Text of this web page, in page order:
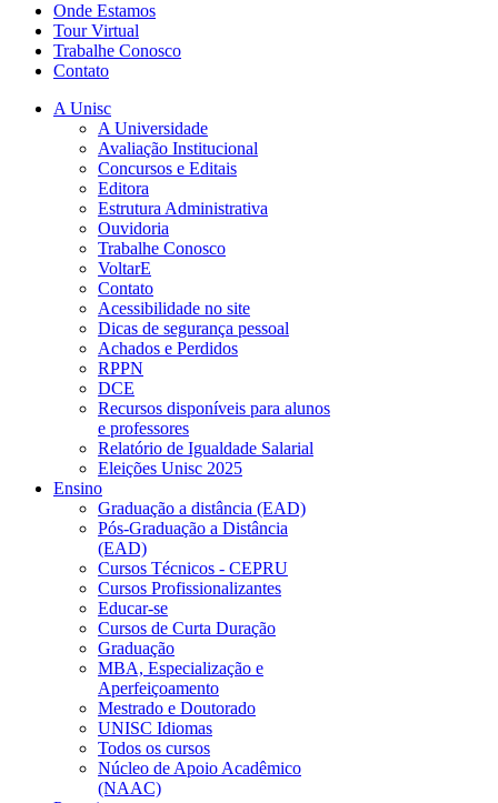
Onde Estamos
Tour Virtual
Trabalhe Conosco
Contato
A Unisc
A Universidade
Avaliação Institucional
Concursos e Editais
Editora
Estrutura Administrativa
Ouvidoria
Trabalhe Conosco
VoltarE
Contato
Acessibilidade no site
Dicas de segurança pessoal
Achados e Perdidos
RPPN
DCE
Recursos disponíveis para alunos
e professores
Relatório de Igualdade Salarial
Eleições Unisc 2025
Ensino
Graduação a distância (EAD)
Pós-Graduação a Distância
(EAD)
Cursos Técnicos - CEPRU
Cursos Profissionalizantes
Educar-se
Cursos de Curta Duração
Graduação
MBA, Especialização e
Aperfeiçoamento
Mestrado e Doutorado
UNISC Idiomas
Todos os cursos
Núcleo de Apoio Acadêmico
(NAAC)